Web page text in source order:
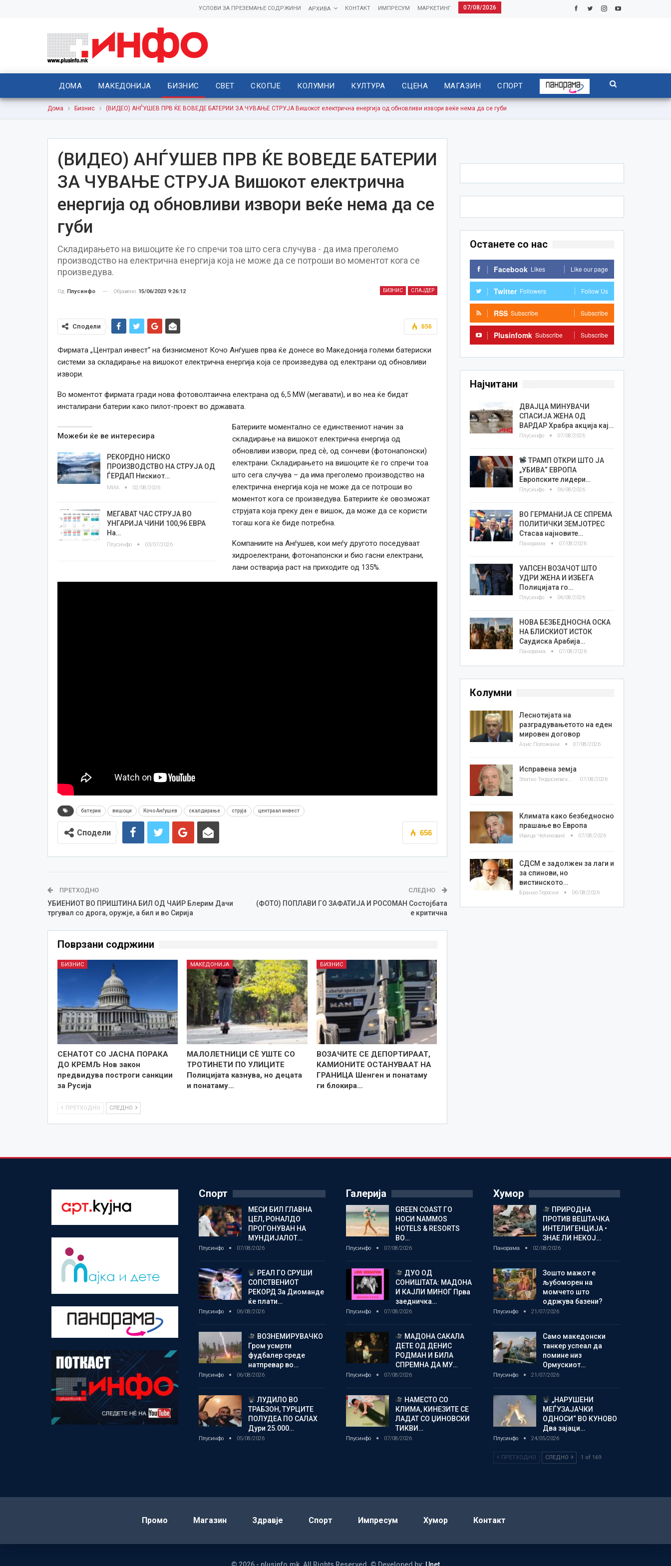
07/08/2026
МАРКЕТИНГ
ИМПРЕСУМ
КОНТАКТ
АРХИВА
УСЛОВИ ЗА ПРЕЗЕМАЊЕ СОДРЖИНИ
ДОМА МАКЕДОНИЈА БИЗНИС СВЕТ СКОПЈЕ КОЛУМНИ КУЛТУРА СЦЕНА МАГАЗИН СПОРТ
Дома Бизнис (ВИДЕО) АНЃУШЕВ ПРВ ЌЕ ВОВЕДЕ БАТЕРИИ ЗА ЧУВАЊЕ СТРУЈА Вишокот електрична енергија од обновливи извори веќе нема да се губи
(ВИДЕО) АНЃУШЕВ ПРВ ЌЕ ВОВЕДЕ БАТЕРИИ
ЗА ЧУВАЊЕ СТРУЈА Вишокот електрична
енергија од обновливи извори веќе нема да се
губи
Складирањето на вишоците ќе го спречи тоа што сега случува - да има преголемо
производство на електрична енергија која не може да се потроши во моментот кога се
произведува.
БИЗНИС СЛАЈДЕР
Од Плусинфо Објавено 15/06/2023 9:26:12
656
Сподели
Фирмата „Централ инвест“ на бизнисменот Кочо Анѓушев прва ќе донесе во Македонија големи батериски
системи за складирање на вишокот електрична енергија која се произведува од електрани од обновливи
извори.
Во моментот фирмата гради нова фотоволтаична електрана од 6,5 MW (мегавати), и во неа ќе бидат
инсталирани батерии како пилот-проект во државата.
Можеби ќе ве интересира
РЕКОРДНО НИСКО
ПРОИЗВОДСТВО НА СТРУЈА ОД
ЃЕРДАП Нискиот…
МИА 02/08/2026
МЕГАВАТ ЧАС СТРУЈА ВО
УНГАРИЈА ЧИНИ 100,96 ЕВРА
На…
Плусинфо 03/07/2026
Батериите моментално се единствениот начин за
складирање на вишокот електрична енергија од
обновливи извори, пред сѐ, од сончеви (фотонапонски)
електрани. Складирањето на вишоците ќе го спречи тоа
што сега случува – да има преголемо производство на
електрична енергија која не може да се потроши во
моментот кога се произведува. Батериите ќе овозможат
струјата која преку ден е вишок, да може да се користи
тогаш кога ќе биде потребна.
Kомпаниите на Анѓушев, кои меѓу другото поседуваат
хидроелектрани, фотонапонски и био гасни електрани,
лани остварија раст на приходите од 135%.
батерии вишоци Кочо Анѓушев скалдирање струја центраал инвест
656
Сподели
ПРЕТХОДНО
УБИЕНИОТ ВО ПРИШТИНА БИЛ ОД ЧАИР Блерим Дачи
тргувал со дрога, оружје, а бил и во Сирија
СЛЕДНО
(ФОТО) ПОПЛАВИ ГО ЗАФАТИЈА И РОСОМАН Состојбата
е критична
Поврзани содржини
БИЗНИС
СЕНАТОТ СО ЈАСНА ПОРАКА
ДО КРЕМЉ Нов закон
предвидува построги санкции
за Русија
МАКЕДОНИЈА
МАЛОЛЕТНИЦИ СÈ УШТЕ СО
ТРОТИНЕТИ ПО УЛИЦИТЕ
Полицијата казнува, но децата
и понатаму…
БИЗНИС
ВОЗАЧИТЕ СЕ ДЕПОРТИРААТ,
КАМИОНИТЕ ОСТАНУВААТ НА
ГРАНИЦА Шенген и понатаму
ги блокира…
ПРЕТХОДНО СЛЕДНО
Останете со нас
Facebook Likes Like our page
Twitter Followers Follow Us
RSS Subscribe Subscribe
Plusinfomk Subscribe Subscribe
Најчитани
ДВАЈЦА МИНУВАЧИ
СПАСИЈА ЖЕНА ОД
ВАРДАР Храбра акција кај…
Плусинфо 07/08/2026
ТРАМП ОТКРИ ШТО ЈА
„УБИВА“ ЕВРОПА
Европските лидери…
Плусинфо 06/08/2026
ВО ГЕРМАНИЈА СЕ СПРЕМА
ПОЛИТИЧКИ ЗЕМЈОТРЕС
Стасаа најновите…
Панорама 07/08/2026
УАПСЕН ВОЗАЧОТ ШТО
УДРИ ЖЕНА И ИЗБЕГА
Полицијата го…
Плусинфо 06/08/2026
НОВА БЕЗБЕДНОСНА ОСКА
НА БЛИСКИОТ ИСТОК
Саудиска Арабија…
Панорама 07/08/2026
Колумни
Леснотијата на
разградувањетото на еден
мировен договор
Азис Положани 07/08/2026
Исправена земја
Златко Теодосиевски 07/08/2026
Климата како безбедносно
прашање во Европа
Ивица Челиковиќ 07/08/2026
СДСМ е задолжен за лаги и
за спинови, но
вистинското…
Бранко Героски 06/08/2026
Спорт
МЕСИ БИЛ ГЛАВНА
ЦЕЛ, РОНАЛДО
ПРОГОНУВАН НА
МУНДИЈАЛОТ…
Плусинфо 07/08/2026
РЕАЛ ГО СРУШИ
СОПСТВЕНИОТ
РЕКОРД За Диоманде
ќе плати…
Плусинфо 06/08/2026
ВОЗНЕМИРУВАЧКО
Гром усмрти
фудбалер среде
натпревар во…
Плусинфо 06/08/2026
ЛУДИЛО ВО
ТРАБЗОН, ТУРЦИТЕ
ПОЛУДЕА ПО САЛАХ
Дури 25.000…
Плусинфо 05/08/2026
Галерија
GREEN COAST ГО
НОСИ NAMMOS
HOTELS & RESORTS
ВО…
Плусинфо 07/08/2026
ДУО ОД
СОНИШТАТА: МАДОНА
И КАЈЛИ МИНОГ Прва
заедничка…
Плусинфо 07/08/2026
МАДОНА САКАЛА
ДЕТЕ ОД ДЕНИС
РОДМАН И БИЛА
СПРЕМНА ДА МУ…
Плусинфо 07/08/2026
НАМЕСТО СО
КЛИМА, КИНЕЗИТЕ СЕ
ЛАДАТ СО ЏИНОВСКИ
ТИКВИ…
Плусинфо 07/08/2026
Хумор
ПРИРОДНА
ПРОТИВ ВЕШТАЧКА
ИНТЕЛИГЕНЦИЈА •
ЗНАЕ ЛИ НЕКОЈ…
Панорама 02/08/2026
Зошто мажот е
љубоморен на
момчето што
одржува базени?
Плусинфо 21/07/2026
Само македонски
танкер успеал да
помине низ
Ормускиот…
Плусинфо 21/07/2026
„НАРУШЕНИ
МЕЃУЗАЈАЧКИ
ОДНОСИ“ ВО КУНОВО
Два зајаци…
Плусинфо 24/05/2026
ПРЕТХОДНО СЛЕДНО 1 of 169
Промо Магазин Здравје Спорт Импресум Хумор Контакт
© 2026 - plusinfo.mk. All Rights Reserved. © Developed by: Unet